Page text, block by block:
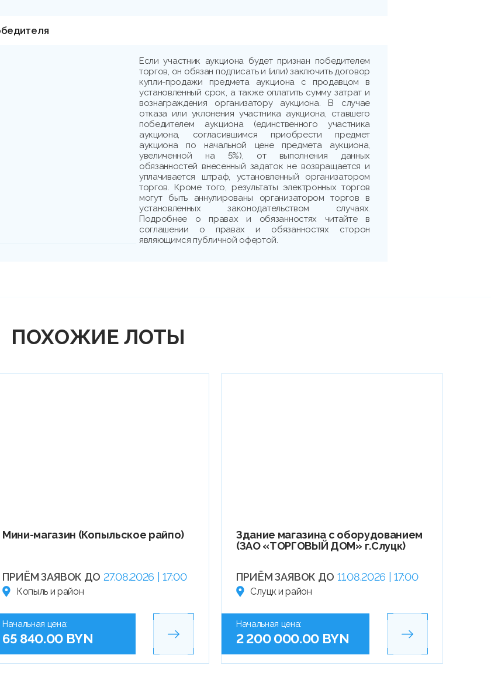
Если участник аукциона будет признан победителем
торгов, он обязан подписать и (или) заключить договор
купли-продажи предмета аукциона с продавцом в
установленный срок, а также оплатить сумму затрат и
вознаграждения организатору аукциона. В случае
отказа или уклонения участника аукциона, ставшего
победителем аукциона (единственного участника
аукциона, согласившимся приобрести предмет
аукциона по начальной цене предмета аукциона,
увеличенной на 5%), от выполнения данных
обязанностей внесенный задаток не возвращается и
уплачивается штраф, установленный организатором
торгов. Кроме того, результаты электронных торгов
могут быть аннулированы организатором торгов в
установленных законодательством случаях.
Подробнее о правах и обязанностях читайте в
соглашении о правах и обязанностях сторон
являющимся публичной офертой.
ПОХОЖИЕ ЛОТЫ
Мини-магазин (Копыльское райпо)
ПРИЁМ ЗАЯВОК ДО 27.08.2026 | 17:00
Копыль и район
Начальная цена:
65 840.00 BYN
Здание магазина с оборудованием
(ЗАО «ТОРГОВЫЙ ДОМ» г.Слуцк)
ПРИЁМ ЗАЯВОК ДО 11.08.2026 | 17:00
Слуцк и район
Начальная цена:
2 200 000.00 BYN